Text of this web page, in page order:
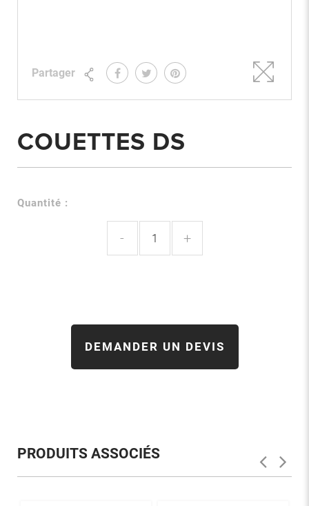
Partager
COUETTES DS
Quantité :
- +
DEMANDER UN DEVIS
PRODUITS ASSOCIÉS